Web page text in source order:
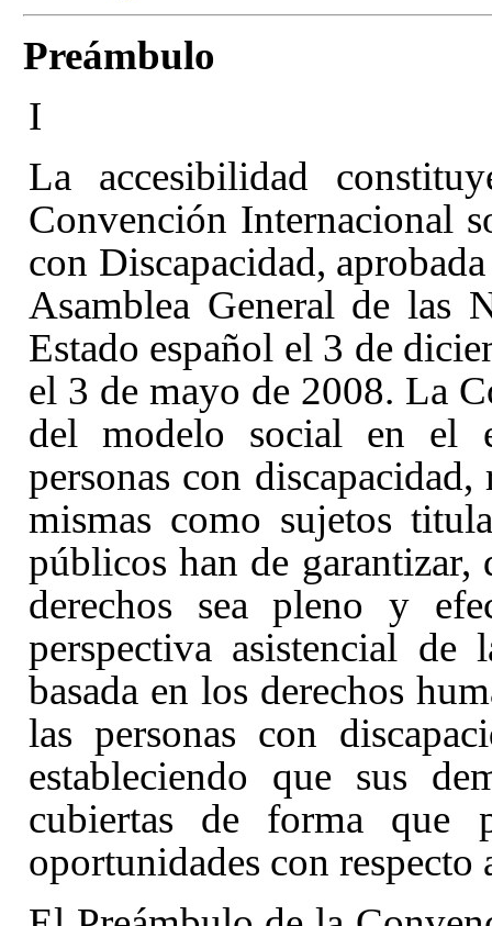
Preámbulo
I
La accesibilidad
Convención Internacional
con Discapacidad,
Asamblea General de las
Estado español el 3 de
el 3 de mayo de 2008. La
del modelo social en el
personas con
mismas como sujetos
públicos han de garantizar,
derechos sea pleno y
perspectiva asistencial de
basada en los derechos
las personas con
estableciendo que sus
cubiertas de forma que
oportunidades con